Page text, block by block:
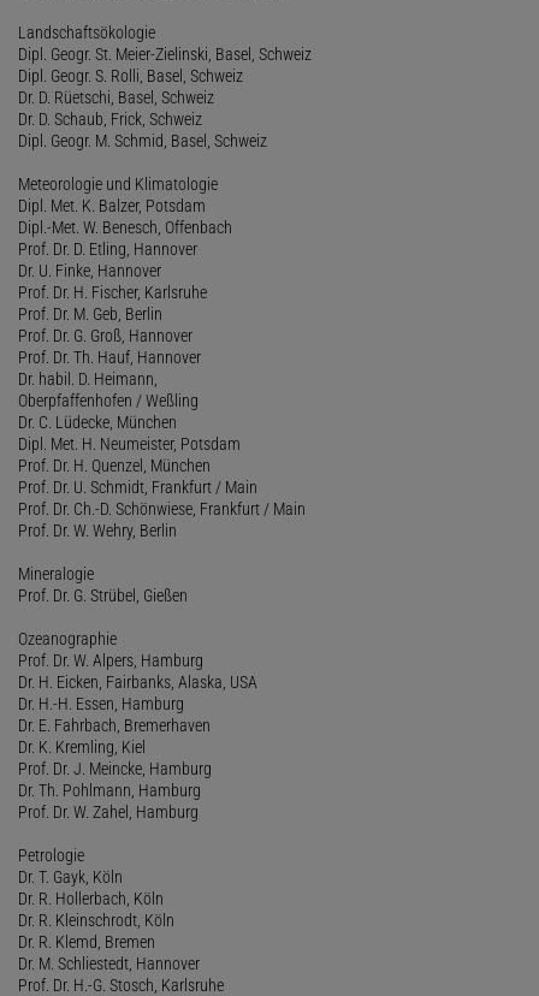
Landschaftsökologie
Dipl. Geogr. St. Meier-Zielinski, Basel, Schweiz
Dipl. Geogr. S. Rolli, Basel, Schweiz
Dr. D. Rüetschi, Basel, Schweiz
Dr. D. Schaub, Frick, Schweiz
Dipl. Geogr. M. Schmid, Basel, Schweiz
Meteorologie und Klimatologie
Dipl. Met. K. Balzer, Potsdam
Dipl.-Met. W. Benesch, Offenbach
Prof. Dr. D. Etling, Hannover
Dr. U. Finke, Hannover
Prof. Dr. H. Fischer, Karlsruhe
Prof. Dr. M. Geb, Berlin
Prof. Dr. G. Groß, Hannover
Prof. Dr. Th. Hauf, Hannover
Dr. habil. D. Heimann,
Oberpfaffenhofen / Weßling
Dr. C. Lüdecke, München
Dipl. Met. H. Neumeister, Potsdam
Prof. Dr. H. Quenzel, München
Prof. Dr. U. Schmidt, Frankfurt / Main
Prof. Dr. Ch.-D. Schönwiese, Frankfurt / Main
Prof. Dr. W. Wehry, Berlin
Mineralogie
Prof. Dr. G. Strübel, Gießen
Ozeanographie
Prof. Dr. W. Alpers, Hamburg
Dr. H. Eicken, Fairbanks, Alaska, USA
Dr. H.-H. Essen, Hamburg
Dr. E. Fahrbach, Bremerhaven
Dr. K. Kremling, Kiel
Prof. Dr. J. Meincke, Hamburg
Dr. Th. Pohlmann, Hamburg
Prof. Dr. W. Zahel, Hamburg
Petrologie
Dr. T. Gayk, Köln
Dr. R. Hollerbach, Köln
Dr. R. Kleinschrodt, Köln
Dr. R. Klemd, Bremen
Dr. M. Schliestedt, Hannover
Prof. Dr. H.-G. Stosch, Karlsruhe